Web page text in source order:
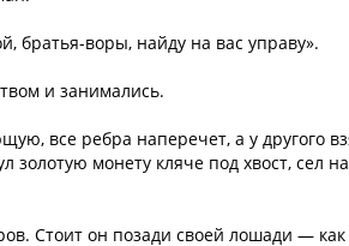
братья-воры, найду на вас управу».
и занимались.
все ребра наперечет, а у другого
золотую монету кляче под хвост, сел на
Стоит он позади своей лошади — как